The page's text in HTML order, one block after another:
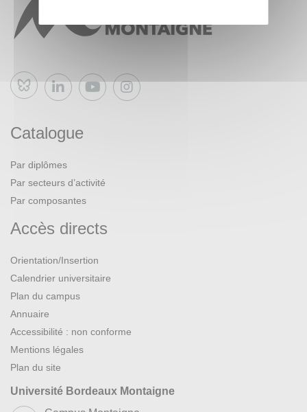
Bluesky
Catalogue
Par diplômes
Par secteurs d’activité
Par composantes
Accès directs
Orientation/Insertion
Calendrier universitaire
Plan du campus
Annuaire
Accessibilité : non conforme
Mentions légales
Plan du site
Université Bordeaux Montaigne